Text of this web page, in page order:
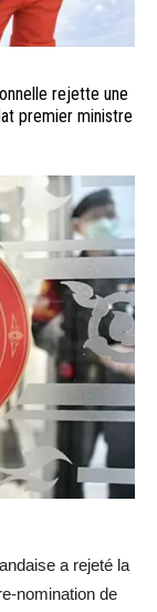
rejette une
premier ministre
a rejeté la
nomination de